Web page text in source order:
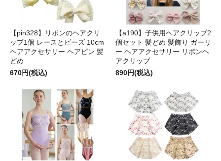
【pin328】リボンのヘアクリ
ップ1個 レースとビーズ 10cm
ヘアアクセサリー ヘアピン 髪
どめ
670円(税込)
【a190】子供用ヘアクリップ2
個セット 髪どめ 髪飾り ガーリ
ー ヘアアクセサリー リボンヘ
アクリップ
890円(税込)